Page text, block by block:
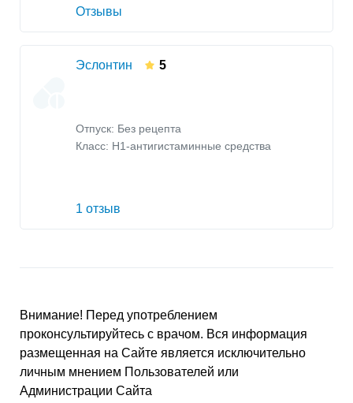
Отзывы
Эслонтин 5
Отпуск: Без рецепта
Класс: H1-антигистаминные средства
1 отзыв
Внимание! Перед употреблением
проконсультируйтесь с врачом. Вся информация
размещенная на Сайте является исключительно
личным мнением Пользователей или
Администрации Сайта